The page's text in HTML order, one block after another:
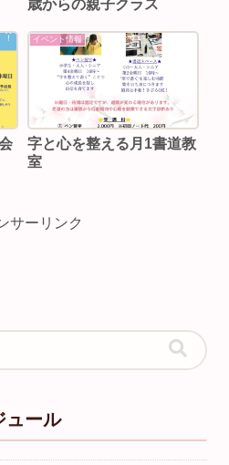
歳からの親子クラス
イベント情報
字と心を整える月1書道教
室
サーリンク
ュール